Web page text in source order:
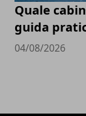
Quale
guida
04/08/2026